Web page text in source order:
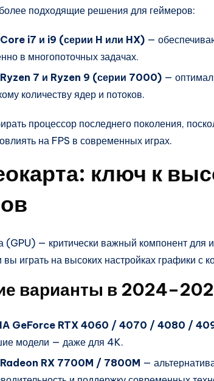
подходящие решения для геймеров:
i7 и i9 (серии H или HX) —
в многопоточных задачах.
7 и Ryzen 9 (серии 7000) —
количеству ядер и потоков.
процессор последнего поколения,
на FPS в современных играх.
ключ к
(GPU) — критически важный компонент для
играть на высоких настройках графики с
варианты в
GeForce RTX 4060 / 4070 / 4080 /
модели — даже для 4K.
RX 7700M / 7800M —